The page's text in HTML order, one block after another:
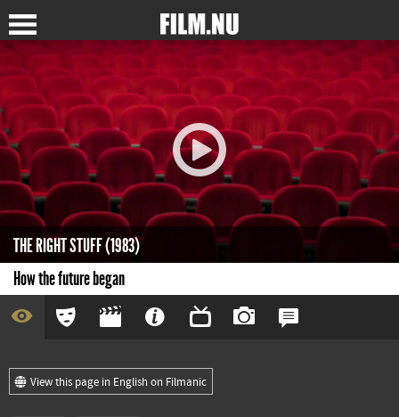
THE RIGHT STUFF (1983)
How the future began
View this page in English on Filmanic